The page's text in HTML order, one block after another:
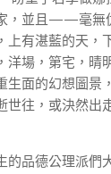
，並且——毫無
上有湛藍的天，
洋場，第宅，晴
生面的幻想圖景
世往，或決然出
的品德公理派們